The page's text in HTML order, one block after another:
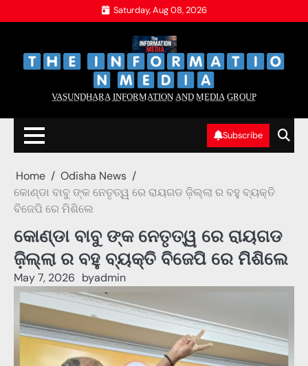
to
Saturday, Aug 08, 2026
V̲A̲S̲U̲N̲D̲H̲A̲R̲A̲ I̲N̲F̲O̲R̲M̲A̲T̲I̲O̲N̲ A̲N̲D̲ M̲E̲D̲I̲A̲ G̲R̲O̲U̲P̲
Subscribe
Home
Odisha News
କୋଣ୍ଡା ବାବୁ ଙ୍କ ନେତୃତ୍ୱ ରେ ରାୟଗଡ ଜ଼ିଲ୍ଲା ର ବହୁ ବ୍ୟକ୍ତି
ବିଜେପି ରେ ମିଶିଲେ
କୋଣ୍ଡା ବାବୁ ଙ୍କ ନେତୃତ୍ୱ ରେ ରାୟଗଡ
ଜ଼ିଲ୍ଲା ର ବହୁ ବ୍ୟକ୍ତି ବିଜେପି ରେ ମିଶିଲେ
May 7, 2026 byadmin